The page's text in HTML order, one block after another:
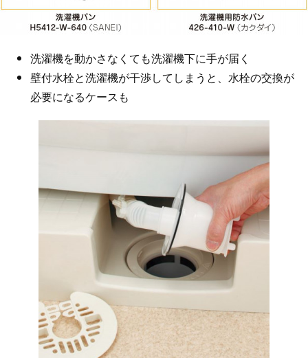
洗濯機を動かさなくても洗濯機下に手が届く
壁付水栓と洗濯機が干渉してしまうと、水栓の交換が
必要になるケースも